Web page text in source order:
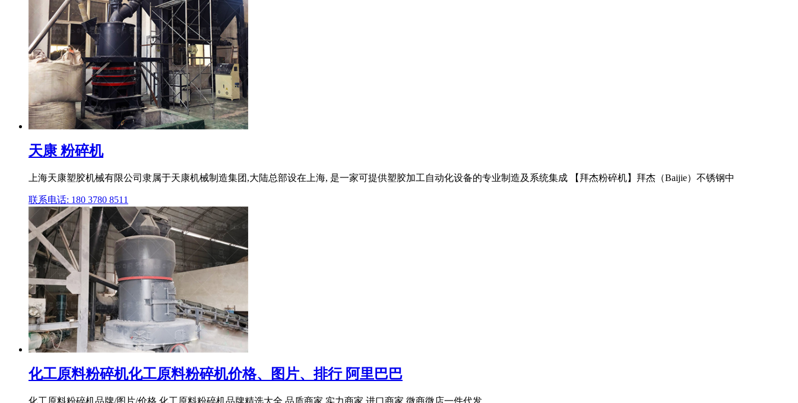
天康 粉碎机
上海天康塑胶机械有限公司隶属于天康机械制造集团,大陆总部设在上海, 是一家可提供塑胶加工自动化设备的专业制造及系统集成 【拜杰粉碎机】拜杰（Baijie）不锈钢中
联系电话: 180 3780 8511
化工原料粉碎机化工原料粉碎机价格、图片、排行 阿里巴巴
化工原料粉碎机品牌/图片/价格 化工原料粉碎机品牌精选大全,品质商家,实力商家,进口商家,微商微店一件代发 ...